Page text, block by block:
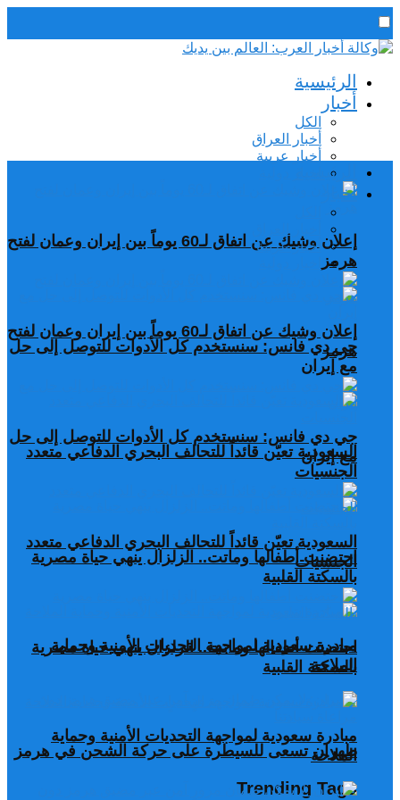
رئيس التحرير / د. اسماعيل الجنابي
الجمعة,7 أغسطس, 2026الرئيسية
أخبار
الكل
أخبار العراق
أخبار عربية
إعلان وشيك عن اتفاق لـ60 يوماً بين إيران وعمان لفتح
هرمز
جي دي فانس: سنستخدم كل الأدوات للتوصل إلى حل
مع إيران
السعودية تعيّن قائداً للتحالف البحري الدفاعي متعدد
الجنسيات
احتضنت أطفالها وماتت.. الزلزال ينهي حياة مصرية
بالسكتة القلبية
مبادرة سعودية لمواجهة التحديات الأمنية وحماية
الملاحة
طهران تسعى للسيطرة على حركة الشحن في هرمز
Trending Tags
الرئيسية
أخبار
أخبار عربية
إعلان وشيك عن اتفاق لـ60 يوماً بين إيران وعمان لفتح
هرمز
جي دي فانس: سنستخدم كل الأدوات للتوصل إلى حل
مع إيران
السعودية تعيّن قائداً للتحالف البحري الدفاعي متعدد
الجنسيات
احتضنت أطفالها وماتت.. الزلزال ينهي حياة مصرية
بالسكتة القلبية
مبادرة سعودية لمواجهة التحديات الأمنية وحماية
الملاحة